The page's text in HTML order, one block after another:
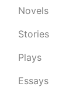
Novels
Stories
Plays
Essays